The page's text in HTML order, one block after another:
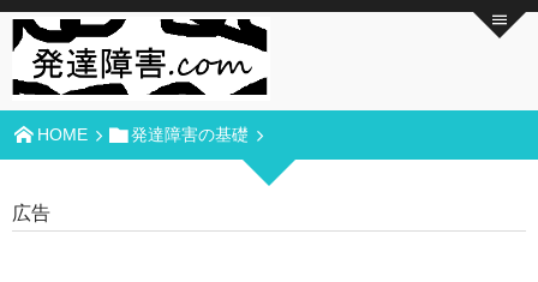
HOME 発達障害の基礎
広告